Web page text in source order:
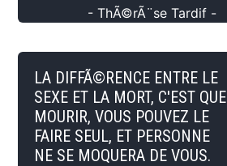
- ThÃ©rÃ¨se Tardif -
LA DIFFÃ©RENCE ENTRE LE
SEXE ET LA MORT, C'EST QUE
MOURIR, VOUS POUVEZ LE
FAIRE SEUL, ET PERSONNE
NE SE MOQUERA DE VOUS.